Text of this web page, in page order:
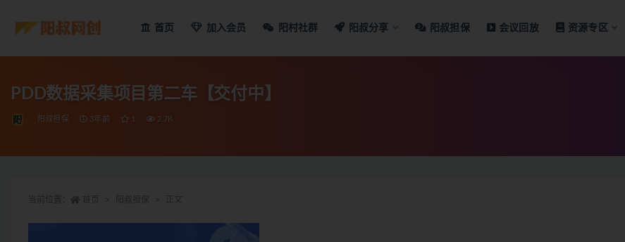
首页 加入会员 阳村社群 阳叔分享 阳叔担保 会议回放 资源专区
PDD数据采集项目第二车【交付中】
阳叔担保 3年前 1 2.7K